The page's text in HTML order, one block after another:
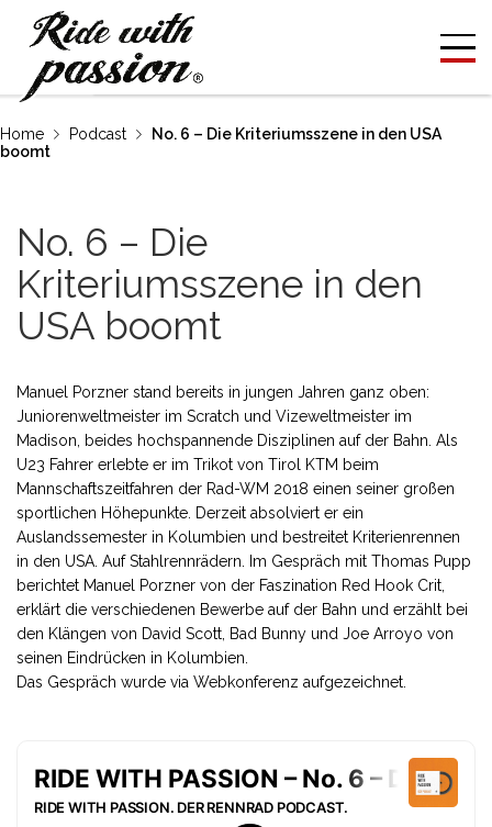
Home Podcast
No. 6 – Die Kriteriumsszene in den USA
boomt
No. 6 – Die
Kriteriumsszene in den
USA boomt
Manuel Porzner stand bereits in jungen Jahren ganz oben:
Juniorenweltmeister im Scratch und Vizeweltmeister im
Madison, beides hochspannende Disziplinen auf der Bahn. Als
U23 Fahrer erlebte er im Trikot von Tirol KTM beim
Mannschaftszeitfahren der Rad-WM 2018 einen seiner großen
sportlichen Höhepunkte. Derzeit absolviert er ein
Auslandssemester in Kolumbien und bestreitet Kriterienrennen
in den USA. Auf Stahlrennrädern. Im Gespräch mit Thomas Pupp
berichtet Manuel Porzner von der Faszination Red Hook Crit,
erklärt die verschiedenen Bewerbe auf der Bahn und erzählt bei
den Klängen von David Scott, Bad Bunny und Joe Arroyo von
seinen Eindrücken in Kolumbien.
Das Gespräch wurde via Webkonferenz aufgezeichnet.